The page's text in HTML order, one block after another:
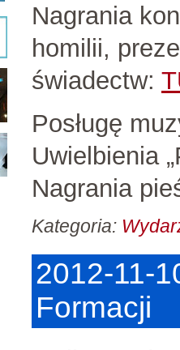
Nagrania
homilii,
świadectw:
Posługę
Uwielbienia
Nagrania
Kategoria:
2012-11-
Formacji